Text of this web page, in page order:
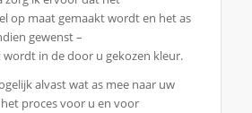
op maat gemaakt wordt en het as
gewenst –
in de door u gekozen kleur.
alvast wat as mee naar uw
proces voor u en voor